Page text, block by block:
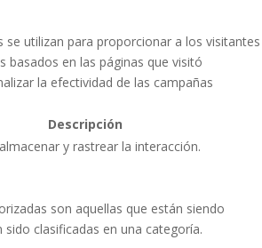
se utilizan para proporcionar a los visitantes
basados ​​en las páginas que visitó
la efectividad de las campañas
Descripción
y rastrear la interacción.
son aquellas que están siendo
sido clasificadas en una categoría.